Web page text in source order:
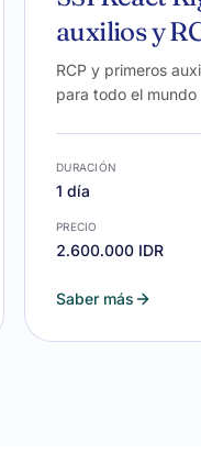
auxilios y
RCP y primeros
para todo el mundo
DURACIÓN
1 día
PRECIO
2.600.000 IDR
Saber más